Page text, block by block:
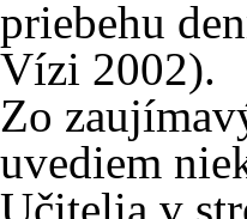
priebehu
Vízi 2002).
Zo
uvediem